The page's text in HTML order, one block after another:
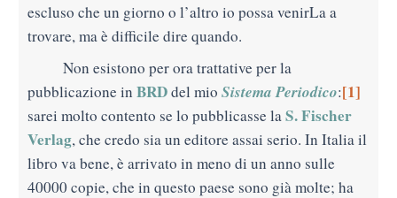
escluso che un giorno o l’altro io possa venirLa a
trovare, ma è difficile dire quando.
Non esistono per ora trattative per la
pubblicazione in BRDdel mio Sistema Periodico:[1]
sarei molto contento se lo pubblicasse laS. Fischer
Verlag, che credo sia un editore assai serio. In Italia il
libro va bene, è arrivato in meno di un anno sulle
40000 copie, che in questo paese sono già molte; ha